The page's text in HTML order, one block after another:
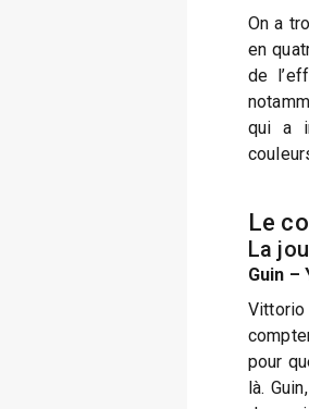
On a
en
de
qui a
Le
La
Guin –
Vittorio
pour
là.